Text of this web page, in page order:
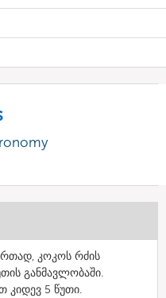
კოკოს რძის
განმავლობაში.
კიდევ 5 წუთი.